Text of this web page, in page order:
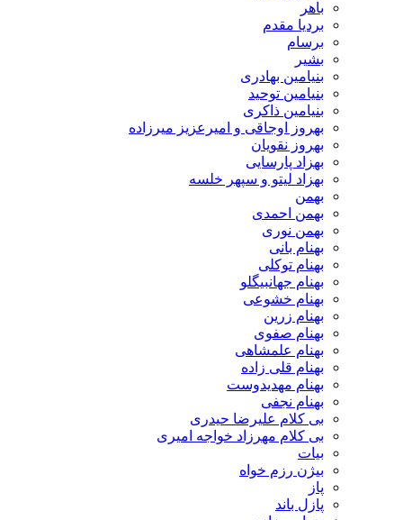
بردیا مقدم
بنیامین بهادری
بنیامین توحید
بنیامین ذاکری
بهروز اوجاقی و امیرعزیز میرزاده
بهروز نقویان
بهزاد پارسایی
بهزاد لیتو و سپهر خلسه
بهمن احمدی
بهمن نوری
بهنام بانی
بهنام توکلی
بهنام جهانبیگلو
بهنام خشوعی
بهنام زرین
بهنام صفوی
بهنام علمشاهی
بهنام قلی زاده
بهنام مهدیدوست
بهنام نجفی
بی کلام علیرضا حیدری
بی کلام مهرزاد خواجه امیری
بیژن رزم خواه
پازل باند